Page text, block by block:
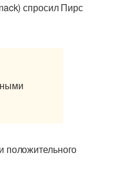
спросил Пирс
положительного